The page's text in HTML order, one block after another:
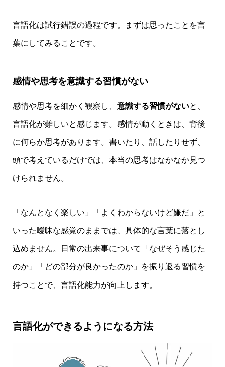
言語化は試行錯誤の過程です。まずは思ったことを言
葉にしてみることです。
感情や思考を意識する習慣がない
感情や思考を細かく観察し、 意識する習慣がないと、
言語化が難しいと感じます。感情が動くときは、背後
に何らか思考があります。書いたり、話したりせず、
頭で考えているだけでは、本当の思考はなかなか見つ
けられません。
「なんとなく楽しい」「よくわからないけど嫌だ」と
いった曖昧な感覚のままでは、具体的な言葉に落とし
込めません。日常の出来事について「なぜそう感じた
のか」「どの部分が良かったのか」を振り返る習慣を
持つことで、言語化能力が向上します。
言語化ができるようになる方法